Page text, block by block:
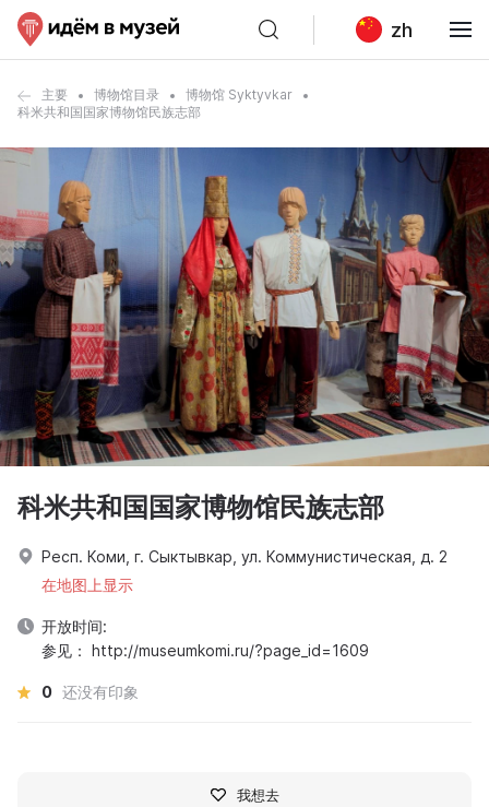
zh
主要 博物馆目录
博物馆 Syktyvkar
科米共和国国家博物馆民族志部
科米共和国国家博物馆民族志部
Респ. Коми, г. Сыктывкар, ул. Коммунистическая, д. 2
在地图上显示
开放时间:
参见： http://museumkomi.ru/?page_id=1609
0 还没有印象
我想去